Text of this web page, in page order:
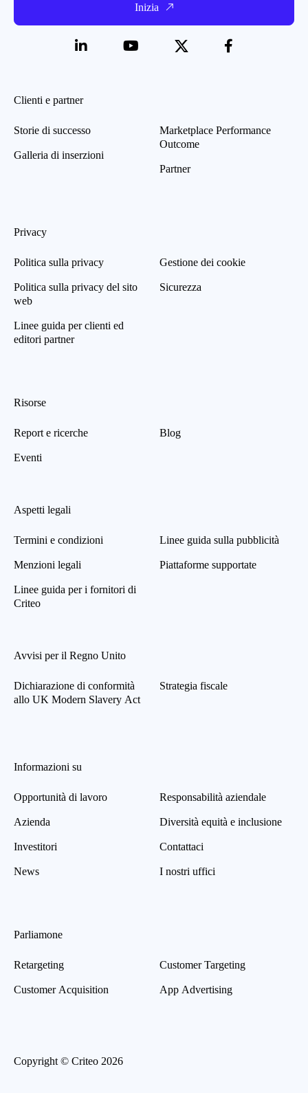
Inizia
Clienti e partner
Storie di successo
Galleria di inserzioni
Marketplace Performance
Outcome
Partner
Privacy
Politica sulla privacy
Politica sulla privacy del sito
web
Linee guida per clienti ed
editori partner
Gestione dei cookie
Sicurezza
Risorse
Report e ricerche
Eventi
Blog
Aspetti legali
Termini e condizioni
Menzioni legali
Linee guida per i fornitori di
Criteo
Linee guida sulla pubblicità
Piattaforme supportate
Avvisi per il Regno Unito
Dichiarazione di conformità
allo UK Modern Slavery Act
Strategia fiscale
Informazioni su
Opportunità di lavoro
Azienda
Investitori
News
Responsabilità aziendale
Diversità equità e inclusione
Contattaci
I nostri uffici
Parliamone
Retargeting
Customer Acquisition
Customer Targeting
App Advertising
Copyright © Criteo 2026